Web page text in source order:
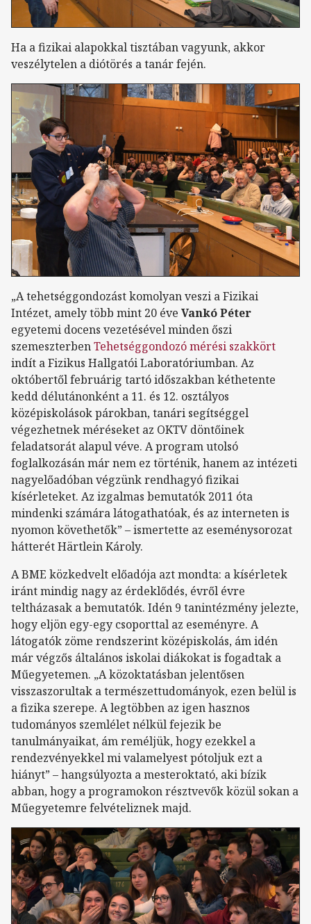
Ha a fizikai alapokkal tisztában vagyunk, akkor
veszélytelen a diótörés a tanár fején.
„A tehetséggondozást komolyan veszi a Fizikai
Intézet, amely több mint 20 éve Vankó Péter
egyetemi docens vezetésével minden őszi
szemeszterbenTehetséggondozó mérési szakkört
indít a Fizikus Hallgatói Laboratóriumban. Az
októbertől februárig tartó időszakban kéthetente
kedd délutánonként a 11. és 12. osztályos
középiskolások párokban, tanári segítséggel
végezhetnek méréseket az OKTV döntőinek
feladatsorát alapul véve. A program utolsó
foglalkozásán már nem ez történik, hanem az intézeti
nagyelőadóban végzünk rendhagyó fizikai
kísérleteket. Az izgalmas bemutatók 2011 óta
mindenki számára látogathatóak, és az interneten is
nyomon követhetők” – ismertette az eseménysorozat
hátterét Härtlein Károly.
A BME közkedvelt előadója azt mondta: a kísérletek
iránt mindig nagy az érdeklődés, évről évre
teltházasak a bemutatók. Idén 9 tanintézmény jelezte,
hogy eljön egy-egy csoporttal az eseményre. A
látogatók zöme rendszerint középiskolás, ám idén
már végzős általános iskolai diákokat is fogadtak a
Műegyetemen. „A közoktatásban jelentősen
visszaszorultak a természettudományok, ezen belül is
a fizika szerepe. A legtöbben az igen hasznos
tudományos szemlélet nélkül fejezik be
tanulmányaikat, ám reméljük, hogy ezekkel a
rendezvényekkel mi valamelyest pótoljuk ezt a
hiányt” – hangsúlyozta a mesteroktató, aki bízik
abban, hogy a programokon résztvevők közül sokan a
Műegyetemre felvételiznek majd.